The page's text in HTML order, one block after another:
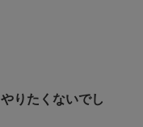
りたくないでし